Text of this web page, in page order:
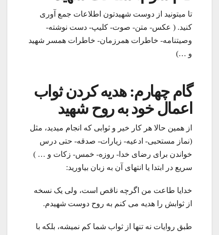
تا میتونید از دوست شهیدتون اطلاعات جمع آوری
کنید. ( عکس- متن- صوت- کلیپ- دست نوشته-
وصیتنامه- خاطرات همرزمان- خاطرات همسر شهید
و …)
گام چهارم: هدیه کردن ثواب
اعمال خود به روح شهید
از همین حالا هر کار خیر و ثوابی که انجام میدید، مثل
(نماز مستحبی- ادعیه- زیارات- صدقه- حتی درس
خواندن برای رضای خدا- روزه- خمس- زکات و … )
سریع در ابتدا یا انتهای آن به زبان بیاورید:
خدایا طاعت من اگرچه ناقص است، ولی یک نسخه
از ثوابش را هدیه می کنم به روح دوست شهیدم.
طبق روایات نه تنها از ثواب شما کم نمیشه، بلکه با